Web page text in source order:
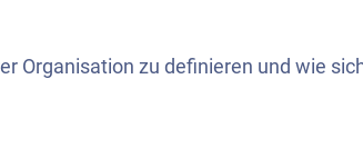
Organisation zu definieren und wie